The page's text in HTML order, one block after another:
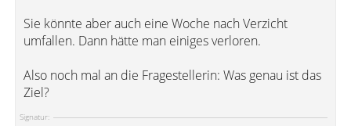
Sie könnte aber auch eine Woche nach Verzicht
umfallen. Dann hätte man einiges verloren.
Also noch mal an die Fragestellerin: Was genau ist das
Ziel?
Signatur: